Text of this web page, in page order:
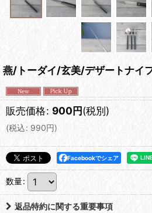
燕/トーダイ/玄美/デザートナイ
販売価格: 900円(税別)
(税込: 990円)
Facebookでシェア
数量:
返品特約に関する重要事項